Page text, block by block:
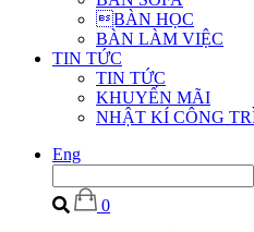
BÀN HỌC
BÀN LÀM VIỆC
TIN TỨC
TIN TỨC
KHUYẾN MÃI
NHẬT KÍ CÔNG
Eng
0